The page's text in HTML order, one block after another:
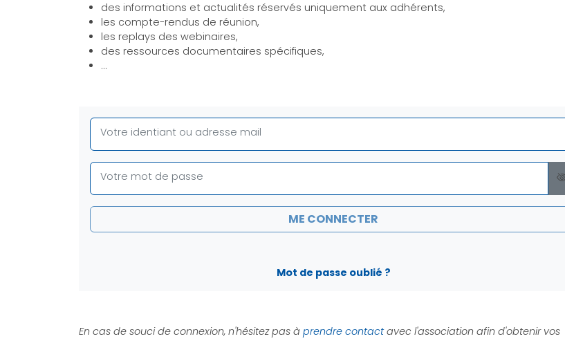
des informations et actualités réservés uniquement aux adhérents,
les compte-rendus de réunion,
les replays des webinaires,
des ressources documentaires spécifiques,
…
Votre identiant ou adresse mail
Votre mot de passe
ME CONNECTER
Mot de passe oublié ?
En cas de souci de connexion, n'hésitez pas à prendre contactavec l'association afin d'obtenir vos